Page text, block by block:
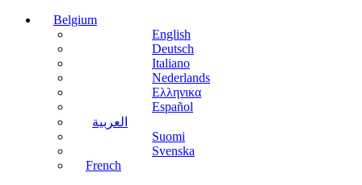
Belgium
English
Deutsch
Italiano
Nederlands
Ελληνικα
Español
العربية
Suomi
Svenska
French